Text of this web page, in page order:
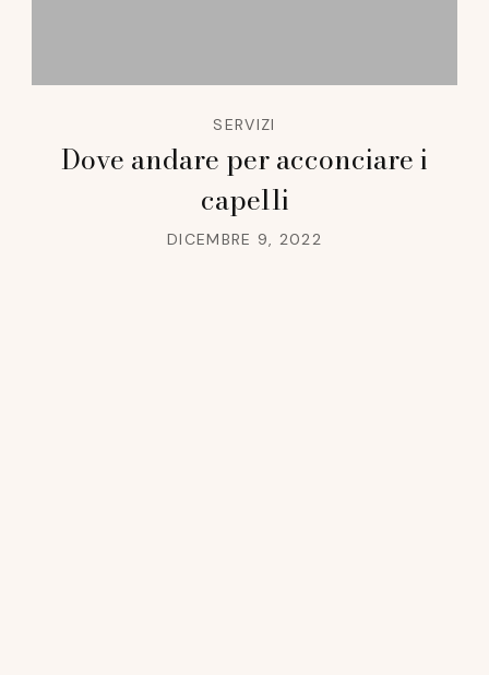
SERVIZI
Dove andare per acconciare i
capelli
DICEMBRE 9, 2022